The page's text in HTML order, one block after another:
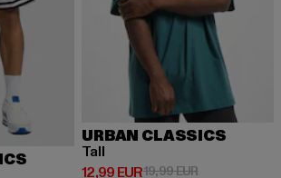
URBAN CLASSICS
Tall
12,99 EUR
Derzeitiger Preis: 12,99 EUR
19,99 EURAktionspreis: